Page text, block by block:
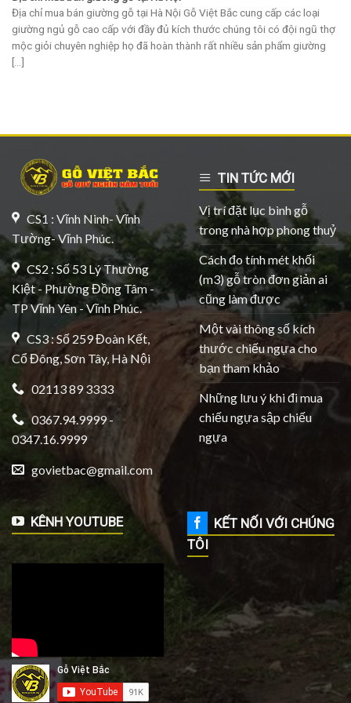
Địa chỉ mua bán giường gỗ tại Hà Nội Gỗ Việt Bắc cung cấp các loại
giường ngủ gỗ cao cấp với đầy đủ kích thước chúng tôi có đội ngũ thợ
mộc giỏi chuyên nghiệp họ đã hoàn thành rất nhiều sản phẩm giường
[...]
CS1 : Vĩnh Ninh- Vĩnh
Tường- Vĩnh Phúc.
CS2 : Số 53 Lý Thường
Kiệt - Phường Đồng Tâm -
TP Vĩnh Yên - Vĩnh Phúc.
CS3 : Số 259 Đoàn Kết,
Cổ Đông, Sơn Tây, Hà Nội
02113 89 3333
0367.94.9999 -
0347.16.9999
govietbac@gmail.com
TIN TỨC MỚI
Vị trí đặt lục bình gỗ
trong nhà hợp phong thuỷ
Cách đo tính mét khối
(m3) gỗ tròn đơn giản ai
cũng làm được
Một vài thông số kích
thước chiếu ngựa cho
bạn tham khảo
Những lưu ý khi đi mua
chiếu ngựa sập chiếu
ngựa
KÊNH YOUTUBE
KẾT NỐI VỚI CHÚNG
TÔI